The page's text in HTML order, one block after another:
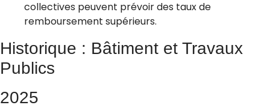
collectives peuvent prévoir des taux de
remboursement supérieurs.
Historique : Bâtiment et Travaux
Publics
2025